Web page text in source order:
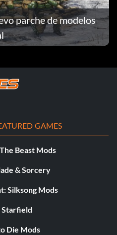
parche de modelos
GAMES
Beast Mods
& Sorcery
Silksong Mods
Starfield
Die Mods